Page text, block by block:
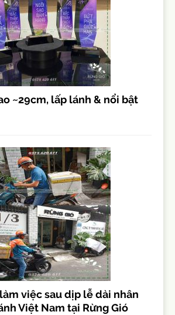
~29cm, lấp lánh & nổi bật
việc sau dịp lễ dài nhân
Việt Nam tại Rừng Gió